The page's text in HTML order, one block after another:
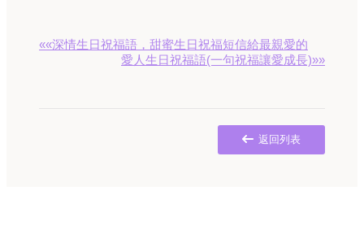
««深情生日祝福語，甜蜜生日祝福短信給最親愛的
愛人生日祝福語(一句祝福讓愛成長)»»
返回列表